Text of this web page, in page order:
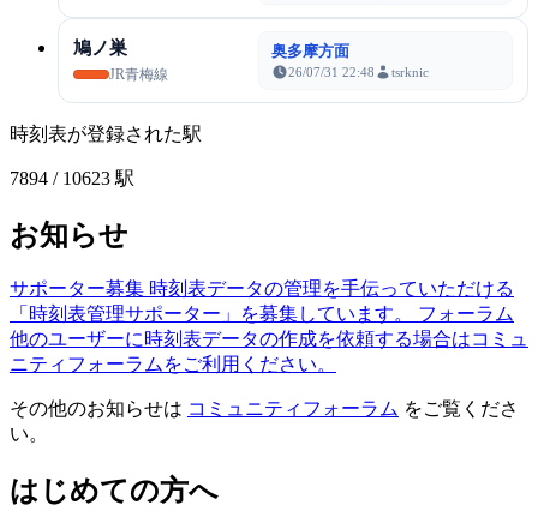
鳩ノ巣
JR青梅線
奥多摩方面
26/07/31 22:48 tsrknic
時刻表が登録された駅
7894 / 10623 駅
お知らせ
サポーター募集 時刻表データの管理を手伝っていただける
「時刻表管理サポーター」を募集しています。
フォーラム
他のユーザーに時刻表データの作成を依頼する場合はコミュ
ニティフォーラムをご利用ください。
その他のお知らせは コミュニティフォーラム をご覧くださ
い。
はじめての方へ